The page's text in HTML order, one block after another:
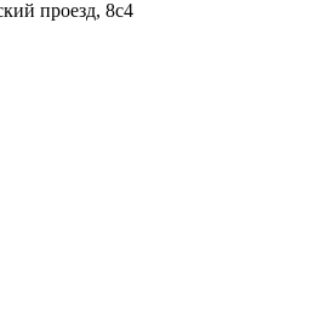
проезд, 8с4